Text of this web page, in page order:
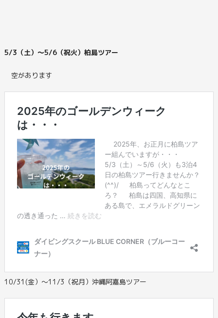
5/3（土）～5/6（祝火）柏島ツアー
空があります
10/31(金）～11/3（祝月）沖縄阿嘉島ツアー